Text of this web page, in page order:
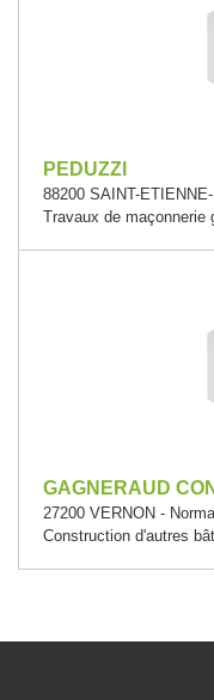
PEDUZZI
88200 SAINT-
Travaux de
GAGNERAUD
27200 VERNON -
Construction d'autres